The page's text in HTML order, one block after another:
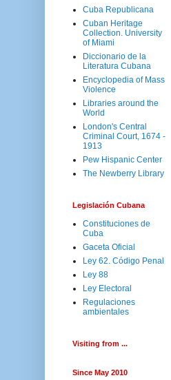
Cuba Republicana
Cuban Heritage
Collection. University
of Miami
Diccionario de la
Literatura Cubana
Encyclopedia of Mass
Violence
Libraries around the
World
London's Central
Criminal Court, 1674 -
1913
Pew Hispanic Center
The Newberry Library
Legislación Cubana
Constituciones de
Cuba
Gaceta Oficial
Ley 62. Código Penal
Ley 88
Ley Electoral
Regulaciones
ambientales
Visiting from ...
Since May 2010